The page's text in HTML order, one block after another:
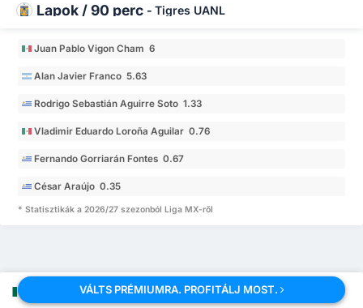
Lapok / 90 perc - Tigres UANL
Juan Pablo Vigon Cham 6
Alan Javier Franco 5.63
Rodrigo Sebastián Aguirre Soto 1.33
Vladimir Eduardo Loroña Aguilar 0.76
Fernando Gorriarán Fontes 0.67
César Araújo 0.35
* Statisztikák a 2026/27 szezonból Liga MX-ről
Liga MX Táblázat
VÁLTS PRÉMIUMRA. PROFITÁLJ MOST.